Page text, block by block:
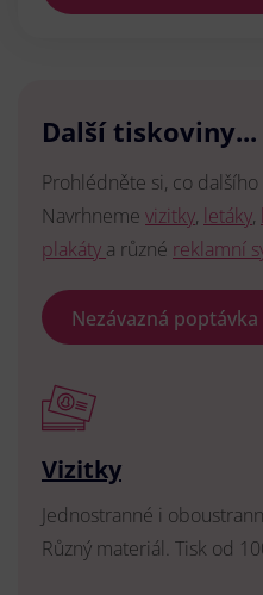
Další tiskoviny...
Prohlédněte si, co
Navrhneme vizitky, letáky,
plakáty a různé reklamní
Nezávazná poptávka
Vizitky
Jednostranné i
Různý materiál. Tisk od